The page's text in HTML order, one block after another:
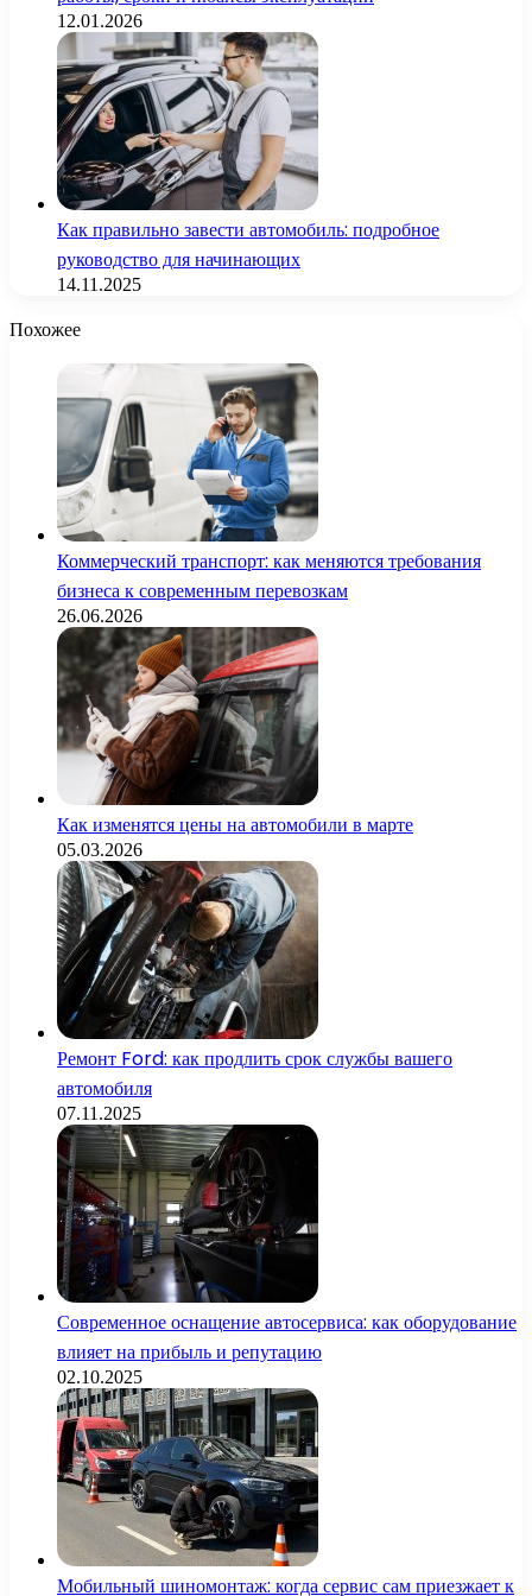
12.01.2026
Как правильно завести автомобиль: подробное
руководство для начинающих
14.11.2025
Похожее
Коммерческий транспорт: как меняются требования
бизнеса к современным перевозкам
26.06.2026
Как изменятся цены на автомобили в марте
05.03.2026
Ремонт Ford: как продлить срок службы вашего
автомобиля
07.11.2025
Современное оснащение автосервиса: как оборудование
влияет на прибыль и репутацию
02.10.2025
Мобильный шиномонтаж: когда сервис сам приезжает к